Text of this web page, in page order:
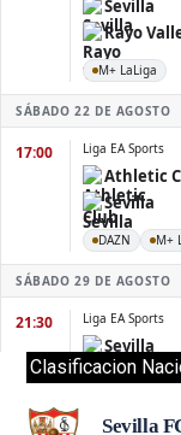
Clasificacion